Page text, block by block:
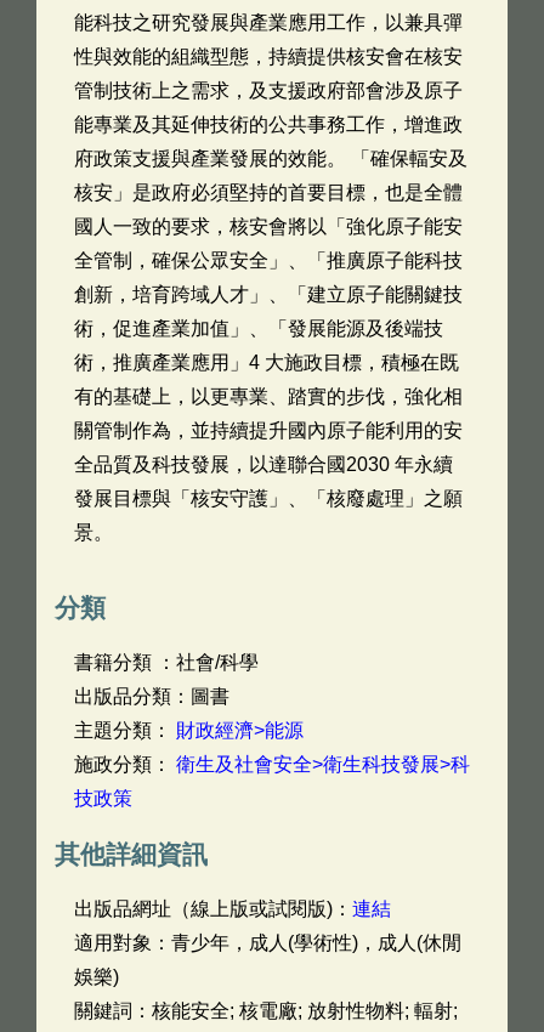
能科技之研究發展與產業應用工作，以兼具彈
性與效能的組織型態，持續提供核安會在核安
管制技術上之需求，及支援政府部會涉及原子
能專業及其延伸技術的公共事務工作，增進政
府政策支援與產業發展的效能。 「確保輻安及
核安」是政府必須堅持的首要目標，也是全體
國人一致的要求，核安會將以「強化原子能安
全管制，確保公眾安全」、「推廣原子能科技
創新，培育跨域人才」、「建立原子能關鍵技
術，促進產業加值」、「發展能源及後端技
術，推廣產業應用」4 大施政目標，積極在既
有的基礎上，以更專業、踏實的步伐，強化相
關管制作為，並持續提升國內原子能利用的安
全品質及科技發展，以達聯合國2030 年永續
發展目標與「核安守護」、「核廢處理」之願
景。
分類
書籍分類 ：社會/科學
出版品分類：圖書
主題分類： 財政經濟>能源
施政分類： 衛生及社會安全>衛生科技發展>科
技政策
其他詳細資訊
出版品網址（線上版或試閱版)： 連結
適用對象：青少年，成人(學術性)，成人(休閒
娛樂)
關鍵詞：核能安全; 核電廠; 放射性物料; 輻射;